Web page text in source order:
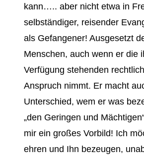
kann….. aber nicht etwa in
selbständiger, reisender
als Gefangener! Ausgesetzt
Menschen, auch wenn er die
Verfügung stehenden
Anspruch nimmt. Er macht
Unterschied, wem er was
„den Geringen und
mir ein großes Vorbild! Ich
ehren und Ihn bezeugen,